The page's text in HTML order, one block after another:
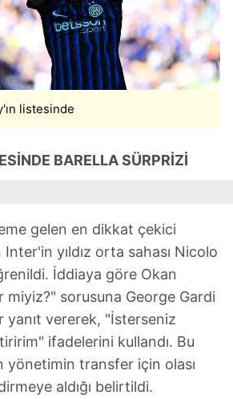
listesinde
BARELLA SÜRPRİZİ
gelen en dikkat çekici
yıldız orta sahası Nicolo
İddiaya göre Okan
miyiz?" sorusuna George Gardi
yanıt vererek, "İsterseniz
ifadelerini kullandı. Bu
yönetimin transfer için olası
aldığı belirtildi.